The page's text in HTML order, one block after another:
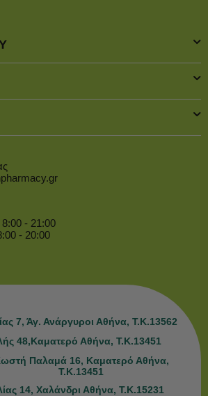
- 21:00
- 20:00
7, Άγ. Ανάργυροι Αθήνα, Τ.Κ.13562
48,Καματερό Αθήνα, Τ.Κ.13451
Παλαμά 16, Καματερό Αθήνα,
Τ.Κ.13451
14, Χαλάνδρι Αθήνα, Τ.Κ.15231